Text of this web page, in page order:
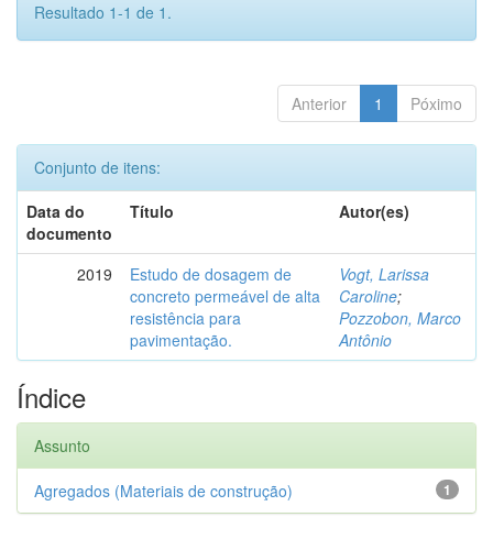
Resultado 1-1 de 1.
Anterior 1 Póximo
Conjunto de itens:
Data do
documento
Título Autor(es)
2019
Estudo de dosagem de
concreto permeável de alta
resistência para
pavimentação.
Vogt, Larissa
Caroline;
Pozzobon, Marco
Antônio
Índice
Assunto
1
Agregados (Materiais de construção)